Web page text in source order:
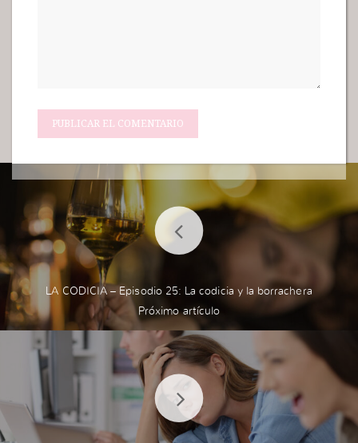
LA CODICIA – Episodio 25: La codicia y la borrachera